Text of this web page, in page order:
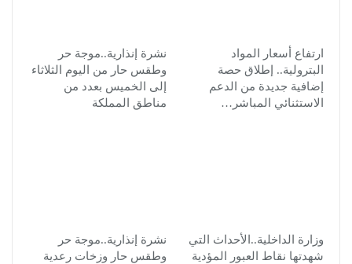
ارتفاع أسعار المواد
البترولية.. إطلاق حصة
إضافية جديدة من الدعم
الاستثنائي المباشر…
نشرة إنذارية..موجة حر
وطقس حار من اليوم الثلاثاء
إلى الخميس بعدد من
مناطق المملكة
وزارة الداخلية..الأحداث التي
شهدتها نقاط العبور المؤدية
نشرة إنذارية..موجة حر
وطقس حار وزخات رعدية